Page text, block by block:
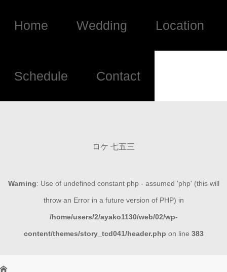
Home Wedding Location
Schedule Contact
ロケ 七五三
Warning: Use of undefined constant php - assumed 'php' (this will
throw an Error in a future version of PHP) in
/home/users/2/ayako1130/web/02/wp-
content/themes/story_tcd041/header.php on line 383